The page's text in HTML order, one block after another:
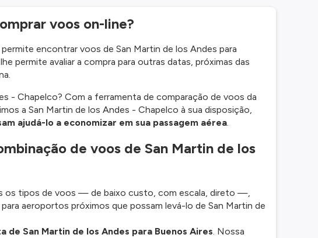
voos on-line?
encontrar voos de San Martin de los Andes para
permite avaliar a compra para outras datas, próximas das
- Chapelco? Com a ferramenta de comparação de voos da
a San Martin de los Andes - Chapelco à sua disposição,
ajudá-lo a economizar em sua passagem aérea.
de voos de San Martin de los
os tipos de voos — de baixo custo, com escala, direto —,
aeroportos próximos que possam levá-lo de San Martin de
San Martin de los Andes para Buenos Aires. Nossa